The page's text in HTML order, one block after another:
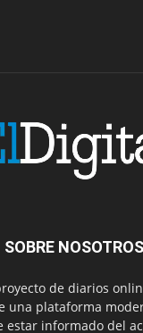
SOBRE NOSOTROS
de diarios
una plataforma
estar informado del